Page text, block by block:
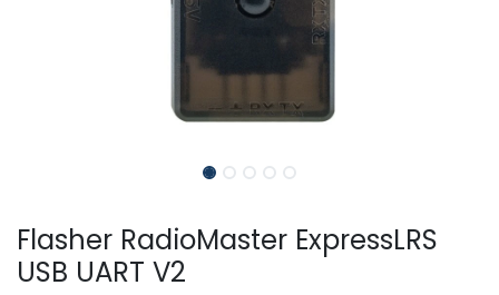
Flasher RadioMaster ExpressLRS
USB UART V2